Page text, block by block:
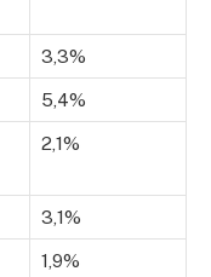
3,3%
5,4%
2,1%
3,1%
1,9%